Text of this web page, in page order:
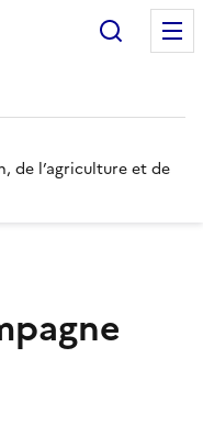
de l’agriculture et de